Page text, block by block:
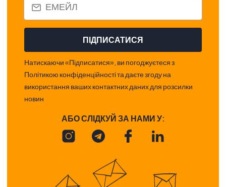
ПІДПИСАТИСЯ
Натискаючи «Підписатися», ви погоджуєтеся з
Політикою конфіденційності та даєте згоду на
використання ваших контактних даних для розсилки
новин
АБО СЛІДКУЙ ЗА НАМИ У: